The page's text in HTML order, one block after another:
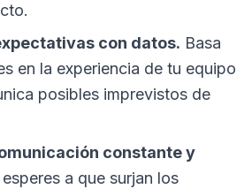
con datos. Basa
en la experiencia de tu equipo
posibles imprevistos de
constante y
a que surjan los